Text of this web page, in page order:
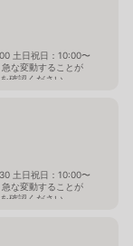
土日祝日：10:00〜
な変動することが
確認ください
土日祝日：10:00〜
な変動することが
確認ください